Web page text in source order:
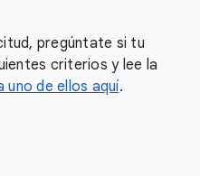
pregúntate si tu
criterios y lee la
uno de ellos aquí.